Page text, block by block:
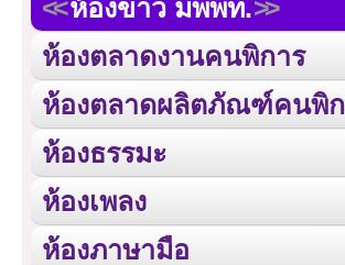
ห้องข่าว มพพท.
ห้องตลาดงานคนพิการ
ห้องตลาดผลิตภัณฑ์คนพิ
ห้องธรรมะ
ห้องเพลง
ห้องภาษามือ